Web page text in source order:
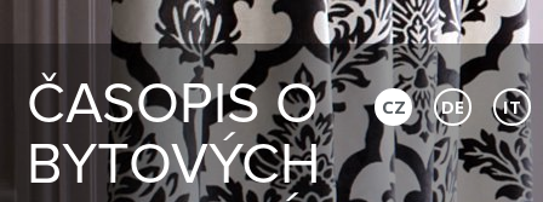
ČASOPIS O
BYTOVÝCH
CZ DE IT